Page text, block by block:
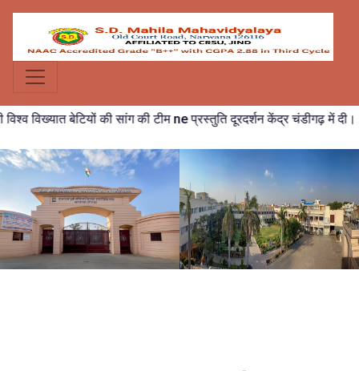
बेटियों की सांग की टीम ne प्रस्तुति दूरदर्शन केंद्र चंडीगढ़ में दी।